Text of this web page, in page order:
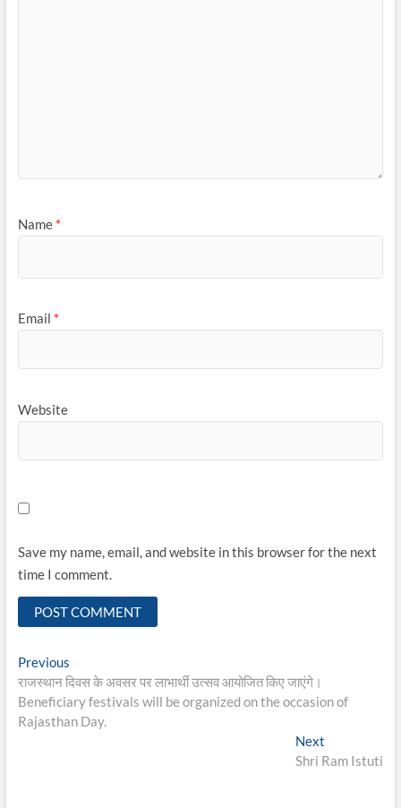
Name *
Email *
Website
Save my name, email, and website in this browser for the next
time I comment.
Post
navigation
PreviousPrevious
post:
राजस्थान दिवस के अवसर पर लाभार्थी उत्सव आयोजित किए जाएंगे।
Beneficiary festivals will be organized on the occasion of
Rajasthan Day.
Next
post:
Shri Ram Istuti